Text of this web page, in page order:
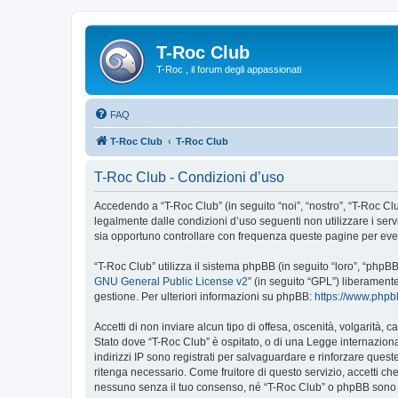
T-Roc Club
T-Roc , il forum degli appassionati
FAQ
T-Roc Club T-Roc Club
T-Roc Club - Condizioni d’uso
Accedendo a “T-Roc Club” (in seguito “noi”, “nostro”, “T-Roc
legalmente dalle condizioni d’uso seguenti non utilizzare i
sia opportuno controllare con frequenza queste pagine per
“T-Roc Club” utilizza il sistema phpBB (in seguito “loro”,
GNU General Public License v2” (in seguito “GPL”)
gestione. Per ulteriori informazioni su phpBB: https://
Accetti di non inviare alcun tipo di offesa, oscenità, volgarità,
Stato dove “T-Roc Club” è ospitato, o di una Legge
indirizzi IP sono registrati per salvaguardare e rinforzare
ritenga necessario. Come fruitore di questo servizio, accetti
nessuno senza il tuo consenso, né “T-Roc Club” o phpBB